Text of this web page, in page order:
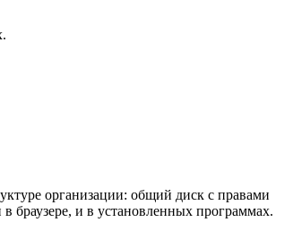
организации: общий диск с правами
браузере, и в установленных программах.